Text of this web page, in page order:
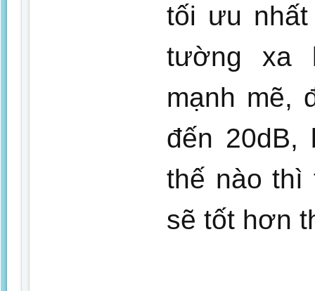
tối ưu
tường xa
mạnh mẽ,
đến 20dB,
thế nào thì
sẽ tốt hơn